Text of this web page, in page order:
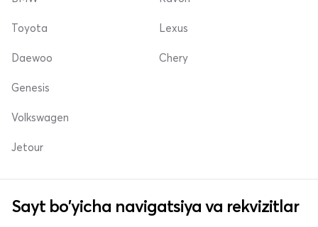
Toyota
Daewoo
Lexus
Chery
Genesis
Volkswagen
Jetour
Sayt bo'yicha navigatsiya va rekvizitlar